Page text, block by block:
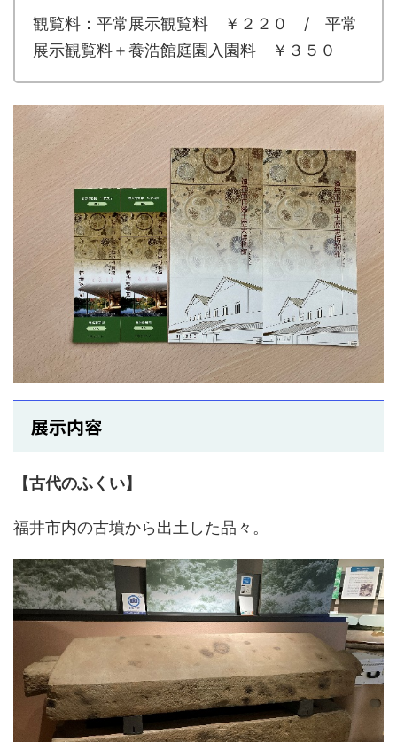
観覧料：平常展示観覧料 ￥２２０ / 平常
展示観覧料＋養浩館庭園入園料 ￥３５０
展示内容
【古代のふくい】
福井市内の古墳から出土した品々。